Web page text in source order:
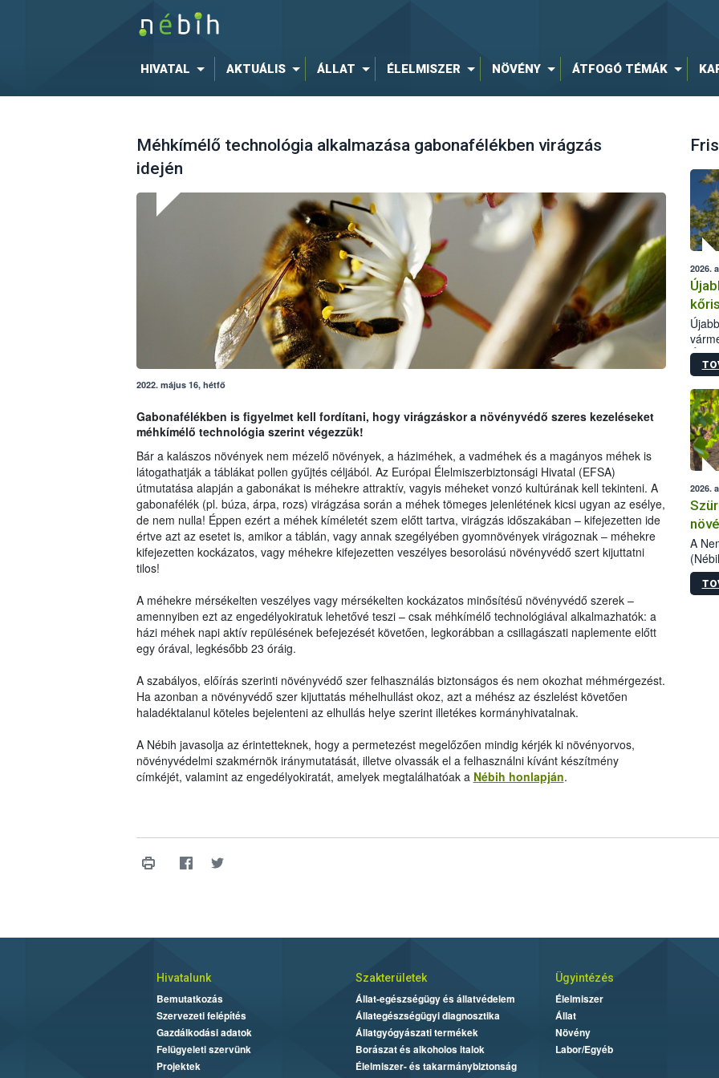
HIVATAL AKTUÁLIS ÁLLAT ÉLELMISZER NÖVÉNY ÁTFOGÓ TÉMÁK
Méhkímélő technológia alkalmazása gabonafélékben virágzás
idején
2022. május 16, hétfő
Gabonafélékben is figyelmet kell fordítani, hogy virágzáskor a növényvédő szeres kezeléseket
méhkímélő technológia szerint végezzük!
Bár a kalászos növények nem mézelő növények, a háziméhek, a vadméhek és a magányos méhek is
látogathatják a táblákat pollen gyűjtés céljából. Az Európai Élelmiszerbiztonsági Hivatal (EFSA)
útmutatása alapján a gabonákat is méhekre attraktív, vagyis méheket vonzó kultúrának kell tekinteni. A
gabonafélék (pl. búza, árpa, rozs) virágzása során a méhek tömeges jelenlétének kicsi ugyan az esélye,
de nem nulla! Éppen ezért a méhek kíméletét szem előtt tartva, virágzás időszakában – kifejezetten ide
értve azt az esetet is, amikor a táblán, vagy annak szegélyében gyomnövények virágoznak – méhekre
kifejezetten kockázatos, vagy méhekre kifejezetten veszélyes besorolású növényvédő szert kijuttatni
tilos!
A méhekre mérsékelten veszélyes vagy mérsékelten kockázatos minősítésű növényvédő szerek –
amennyiben ezt az engedélyokiratuk lehetővé teszi – csak méhkímélő technológiával alkalmazhatók: a
házi méhek napi aktív repülésének befejezését követően, legkorábban a csillagászati naplemente előtt
egy órával, legkésőbb 23 óráig.
A szabályos, előírás szerinti növényvédő szer felhasználás biztonságos és nem okozhat méhmérgezést.
Ha azonban a növényvédő szer kijuttatás méhelhullást okoz, azt a méhész az észlelést követően
haladéktalanul köteles bejelenteni az elhullás helye szerint illetékes kormányhivatalnak.
A Nébih javasolja az érintetteknek, hogy a permetezést megelőzően mindig kérjék ki növényorvos,
növényvédelmi szakmérnök iránymutatását, illetve olvassák el a felhasználni kívánt készítmény
címkéjét, valamint az engedélyokiratát, amelyek megtalálhatóak a Nébih honlapján.
2026.
2026.
A
Hivatalunk
Bemutatkozás
Szervezeti felépítés
Gazdálkodási adatok
Felügyeleti szervünk
Projektek
Szakterületek
Állat-egészségügy és állatvédelem
Állategészségügyi diagnosztika
Állatgyógyászati termékek
Borászat és alkoholos italok
Élelmiszer- és takarmánybiztonság
Ügyintézés
Élelmiszer
Állat
Növény
Labor/Egyéb